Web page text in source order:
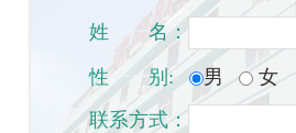
姓 一一 名：
性 一一 别: 男
女
联系方式：